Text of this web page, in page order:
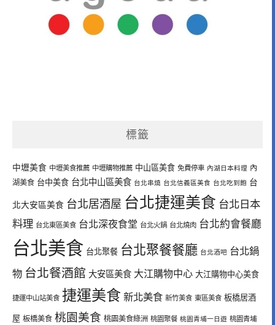
標籤
中壢美食 中壢美食推薦 中壢購物推薦 中山區美食 免費停車 內湖日本料理 內
湖美食 台中美食 台北中山區美食 台北串燒 台北信義區美食 台北吃到飽 台
北大安區美食 台北居酒屋 台北捷運美食 台北日本
料理 台北東區美食 台北深夜食堂 台北火鍋 台北燒肉 台北約會餐廳
台北美食 台北聚餐 台北聚餐餐廳 台北酒吧 台北鍋
物 台北餐酒館 大安區美食 大江購物中心 大江購物中心美食
捷運中山站美食 捷運美食 新北美食 新竹美食 東區美食 板橋居酒
屋 板橋美食 桃園美食 桃園美食綠洲 桃園聚餐 桃園青埔一日遊 桃園青埔